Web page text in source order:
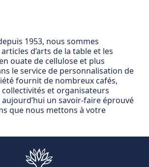
1953, nous sommes
d’arts de la table et les
ouate de cellulose et plus
le service de personnalisation de
fournit de nombreux cafés,
et organisateurs
aujourd’hui un savoir-faire éprouvé
que nous mettons à votre